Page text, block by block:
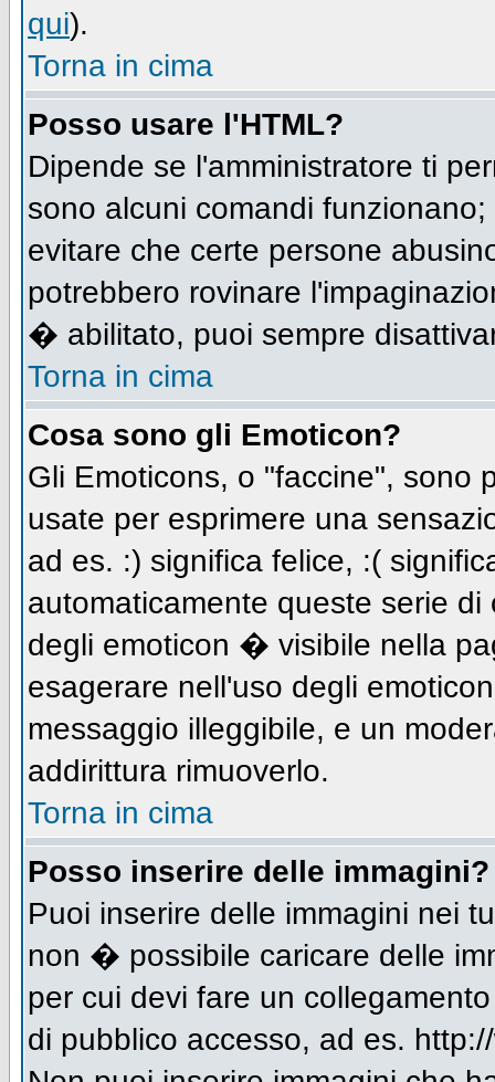
qui).
Torna in cima
Posso usare l'HTML?
Dipende se l'amministratore ti
sono alcuni comandi
evitare che certe persone
potrebbero rovinare
� abilitato, puoi sempre
Torna in cima
Cosa sono gli Emoticon?
Gli Emoticons, o "faccine", sono
usate per esprimere una
ad es. :) significa felice, :(
automaticamente queste serie
degli emoticon � visibile nella
esagerare nell'uso degli
messaggio illeggibile, e un
addirittura rimuoverlo.
Torna in cima
Posso inserire delle immagini?
Puoi inserire delle immagini nei
non � possibile caricare delle
per cui devi fare un
di pubblico accesso, ad es.